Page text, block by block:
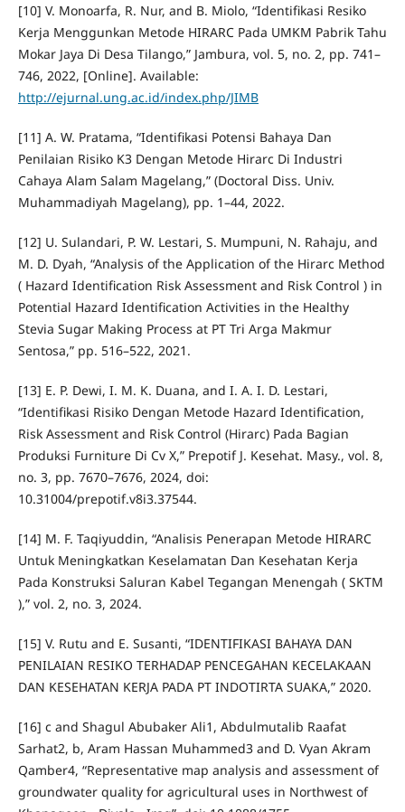
[10] V. Monoarfa, R. Nur, and B. Miolo, “Identifikasi Resiko
Kerja Menggunkan Metode HIRARC Pada UMKM Pabrik Tahu
Mokar Jaya Di Desa Tilango,” Jambura, vol. 5, no. 2, pp. 741–
746, 2022, [Online]. Available:
http://ejurnal.ung.ac.id/index.php/JIMB
[11] A. W. Pratama, “Identifikasi Potensi Bahaya Dan
Penilaian Risiko K3 Dengan Metode Hirarc Di Industri
Cahaya Alam Salam Magelang,” (Doctoral Diss. Univ.
Muhammadiyah Magelang), pp. 1–44, 2022.
[12] U. Sulandari, P. W. Lestari, S. Mumpuni, N. Rahaju, and
M. D. Dyah, “Analysis of the Application of the Hirarc Method
( Hazard Identification Risk Assessment and Risk Control ) in
Potential Hazard Identification Activities in the Healthy
Stevia Sugar Making Process at PT Tri Arga Makmur
Sentosa,” pp. 516–522, 2021.
[13] E. P. Dewi, I. M. K. Duana, and I. A. I. D. Lestari,
“Identifikasi Risiko Dengan Metode Hazard Identification,
Risk Assessment and Risk Control (Hirarc) Pada Bagian
Produksi Furniture Di Cv X,” Prepotif J. Kesehat. Masy., vol. 8,
no. 3, pp. 7670–7676, 2024, doi:
10.31004/prepotif.v8i3.37544.
[14] M. F. Taqiyuddin, “Analisis Penerapan Metode HIRARC
Untuk Meningkatkan Keselamatan Dan Kesehatan Kerja
Pada Konstruksi Saluran Kabel Tegangan Menengah ( SKTM
),” vol. 2, no. 3, 2024.
[15] V. Rutu and E. Susanti, “IDENTIFIKASI BAHAYA DAN
PENILAIAN RESIKO TERHADAP PENCEGAHAN KECELAKAAN
DAN KESEHATAN KERJA PADA PT INDOTIRTA SUAKA,” 2020.
[16] c and Shagul Abubaker Ali1, Abdulmutalib Raafat
Sarhat2, b, Aram Hassan Muhammed3 and D. Vyan Akram
Qamber4, “Representative map analysis and assessment of
groundwater quality for agricultural uses in Northwest of